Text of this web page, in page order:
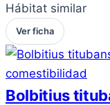
Hábitat similar
Ver ficha
Bolbitius